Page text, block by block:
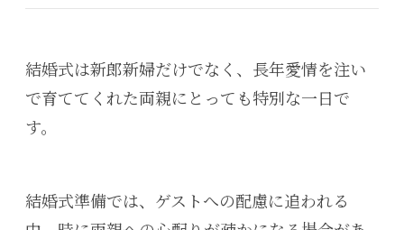
結婚式は新郎新婦だけでなく、長年愛情を注い
で育ててくれた両親にとっても特別な一日で
す。
結婚式準備では、ゲストへの配慮に追われる